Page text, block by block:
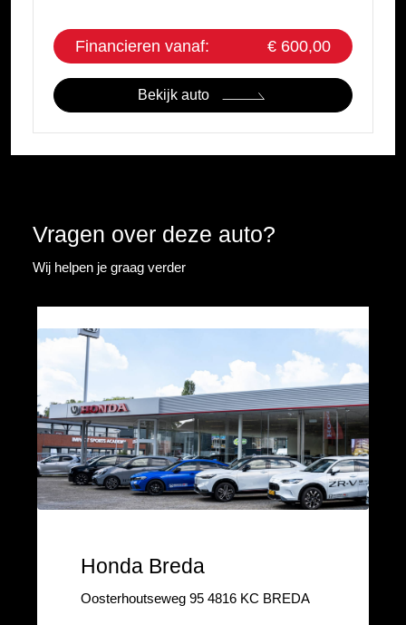
Financieren vanaf: € 600,00
Bekijk auto
Vragen over deze auto?
Wij helpen je graag verder
Honda Breda
Oosterhoutseweg 95 4816 KC BREDA